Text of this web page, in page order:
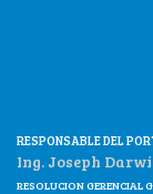
RESPONSABLE DEL
Ing. Joseph
RESOLUCION GERENCIAL